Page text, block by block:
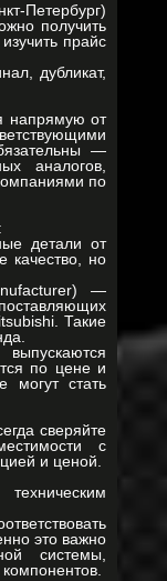
Петербург)
получить
прайс
дубликат,
напрямую от
—
аналогов,
по
детали от
качество, но
—
Такие
по цене и
могут стать
сверяйте
с
и ценой.
это важно
системы,